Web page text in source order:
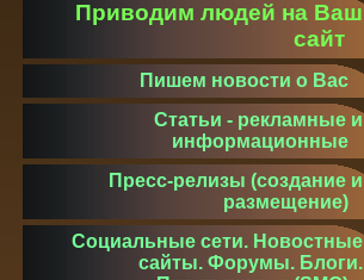
Приводим людей на Ваш
сайт
Пишем новости о Вас
Статьи - рекламные и
информационные
Пресс-релизы (создание и
размещение)
Социальные сети. Новостные
сайты. Форумы. Блоги.